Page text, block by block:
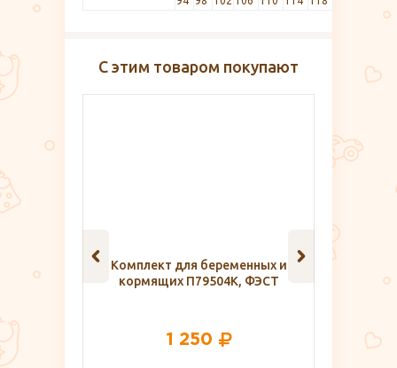
С этим товаром покупают
Комплект для беременных и
кормящих П79504К, ФЭСТ
1 250